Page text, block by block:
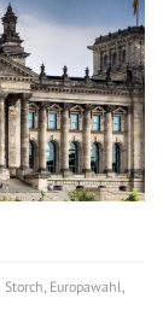
Storch, Europawahl,